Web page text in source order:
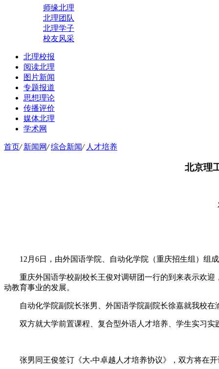
师缘北理
北理团队
北理学子
校友风采
北理校报
阅读北理
图片新闻
专题报道
思想理论
传播评价
媒体北理
学术网
首页/ 新闻网/ 综合新闻/ 人才培养
北京理
12月6日，由外国语学院、自动化学院（重庆招生组）组
重庆外国语学校副校长王俊对调研团一行的到来表示欢
动教育事业的发展。
自动化学院副院长张男、外国语学院副院长徐嘉就我校
双方就大学前置课程、复合型外语人才培养、学生实习实
张男同王俊签订《大-中卓越人才培养协议》，双方将在